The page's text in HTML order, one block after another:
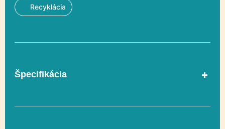
Recyklácia
Špecifikácia